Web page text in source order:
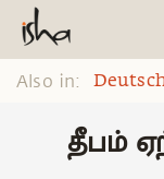
Also in:
தீபம்